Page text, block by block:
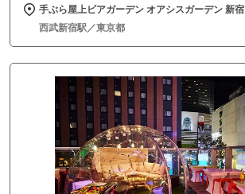
手ぶら屋上ビアガーデン オアシスガーデン 新宿
西武新宿駅／東京都